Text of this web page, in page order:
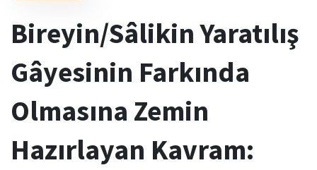
Bireyin/Sâlikin Yaratılış
Gâyesinin Farkında
Olmasına Zemin
Hazırlayan Kavram: